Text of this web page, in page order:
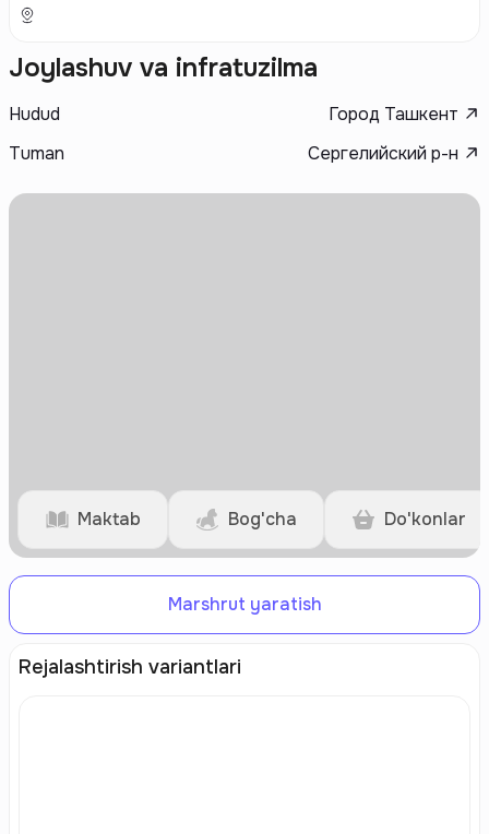
Joylashuv va infratuzilma
Hudud
Город Ташкент
Tuman
Сергелийский р-н
Maktab Bog'cha Do'konlar
Marshrut yaratish
Rejalashtirish variantlari